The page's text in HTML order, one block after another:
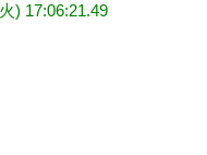
) 17:06:21.49